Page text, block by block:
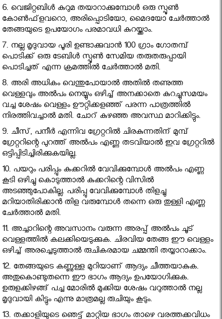
6. വെജിറ്റബിള്‍ കുറുമ തയാറാക്കുമ്പോള്‍ ഒരു സ്പൂണ്‍
കോണ്‍ഫ്‌ളവറൊ, അരിപ്പൊടിയോ, മൈദയോ ചേര്‍ത്താല്‍
തേങ്ങയുടെ ഉപയോഗം പരമാവധി കുറയ്ക്കാം.
7. നല്ല മൃദുവായ പൂരി ഉണ്ടാക്കുവാന്‍ 100 ഗ്രാം ഗോതമ്പ്
പൊടിക്ക് ഒരു ടേബിള്‍ സ്പൂണ്‍ സേമിയ തരുതരുപ്പായി
പൊടിച്ചത് എന്ന ക്രമത്തില്‍ ചേര്‍ത്താല്‍ മതി.
8. അരി അധികം വെന്തുപോയാല്‍ അതില്‍ തണുത്ത
വെള്ളവും അല്‍പം നെയ്യും ഒഴിച്ച് അനക്കാതെ കുറച്ചുസമയം
വച്ച ശേഷം വെള്ളം ഊറ്റിക്കളഞ്ഞ് പരന്ന പാത്രത്തില്‍
നിരത്തിവച്ചാല്‍ മതി. ചോറ് കുഴഞ്ഞ അവസ്ഥ മാറിക്കിട്ടും.
9. ചീസ്, പനീര്‍ എന്നിവ ഗ്രേറ്ററില്‍ ചിരകുന്നതിന് മുമ്പ്
ഗ്രേറ്ററിന്റെ പുറത്ത് അല്‍പം എണ്ണ തടവിയാല്‍ ഇവ ഗ്രേറ്ററില്‍
ഒട്ടിപ്പിടിച്ചിരിക്കുകയില്ല.
10. പയറും പരിപ്പും കുക്കറില്‍ വേവിക്കുമ്പോള്‍ അല്‍പം എണ്ണ
കൂടി ഒഴിച്ചു കൊടുത്താല്‍ കുക്കറിന്റെ വിസില്‍
അടഞ്ഞുപോകില്ല. പരിപ്പു വേവിക്കുമ്പോള്‍ തിളച്ചു
മറിയാതിരിക്കാന്‍ തിള വരുമ്പോള്‍ തന്നെ ഒരു തുള്ളി എണ്ണ
ചേര്‍ത്താല്‍ മതി.
11. അച്ചാറിന്റെ അവസാനം വരുന്ന അരപ്പ് അല്‍പം ചൂട്
വെള്ളത്തില്‍ കലക്കിയെടുക്കുക. ചിരവിയ തേങ്ങ ഈ വെള്ളം
ഒഴിച്ച് അരച്ചെടുത്താല്‍ രുചികരമായ ചമ്മന്തി തയ്യാറാക്കാം.
12. തേങ്ങയുടെ കണ്ണുള്ള മുറിയാണ് ആദ്യം ചീത്തയാകുക.
അതുകൊണ്ടുതന്നെ ഈ ഭാഗം ആദ്യം ഉപയോഗിക്കുക.
ഉരുളക്കിഴങ്ങ് പച്ച മോരില്‍ മുക്കിയ ശേഷം വറുത്താല്‍ നല്ല
മൃദുവായി കിട്ടും എന്നു മാത്രമല്ല രുചിയും കൂടും.
13. തക്കാളിയുടെ ഞെട്ട് മാറ്റിയ ഭാഗം താഴെ വരത്തക്കവിധം